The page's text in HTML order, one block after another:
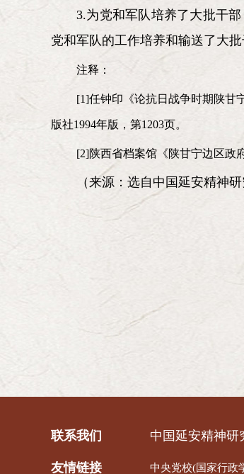
3.为党和军队培养了大批干
党和军队的工作培养和输送了大
注释：
[1]任钟印《论抗日战争时期陕甘
版社1994年版，第1203页。
[2]陕西省档案馆《陕甘宁边区政
（来源：选自中国延安精神
联系我们 中国延安精神研
友情链接 中央党校(国家行政